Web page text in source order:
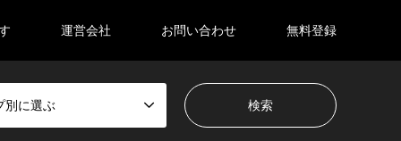
運営会社 お問い合わせ 無料登録
別に選ぶ